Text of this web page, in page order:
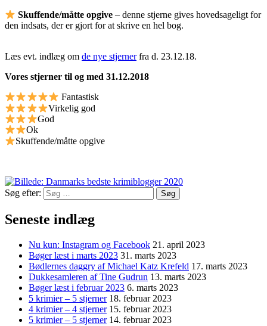
Skuffende/måtte opgive – denne stjerne gives hovedsageligt for
den indsats, der er gjort for at skrive en hel bog.
Læs evt. indlæg om de nye stjernerfra d. 23.12.18.
Vores stjerner til og med 31.12.2018
Fantastisk
Virkelig god
God
Ok
Skuffende/måtte opgive
Søg efter:
Seneste indlæg
Nu kun: Instagram og Facebook 21. april 2023
Bøger læst i marts 2023 31. marts 2023
Bødlernes daggry af Michael Katz Krefeld 17. marts 2023
Dukkesamleren af Tine Gudrun 13. marts 2023
Bøger læst i februar 2023 6. marts 2023
5 krimier – 5 stjerner 18. februar 2023
4 krimier – 4 stjerner 15. februar 2023
5 krimier – 5 stjerner 14. februar 2023